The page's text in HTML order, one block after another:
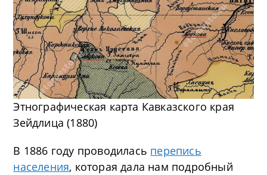
Этнографическая карта Кавказского края
Зейдлица (1880)
В 1886 году проводилась перепись
населения, которая дала нам подробный